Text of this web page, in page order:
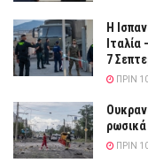
Η
7
ΠΡΙΝ
ΠΡΙΝ